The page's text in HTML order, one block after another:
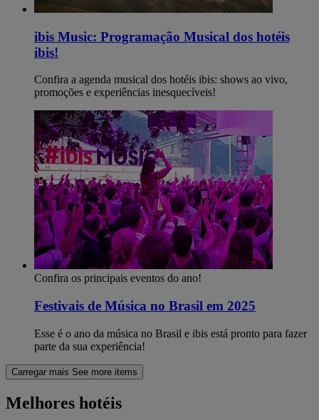
ibis Music: Programação Musical dos hotéis
ibis!
Confira a agenda musical dos hotéis ibis: shows ao vivo,
promoções e experiências inesquecíveis!
Confira os principais eventos do ano!
Festivais de Música no Brasil em 2025
Esse é o ano da música no Brasil e ibis está pronto para fazer
parte da sua experiência!
Carregar mais See more items
Melhores hotéis